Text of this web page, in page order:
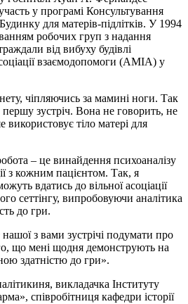
у програмі Консультування
для матерів-підлітків. У 1994
робочих груп з надання
від вибуху будівлі
взаємодопомоги (AMIA) у
чіпляючись за мамині ноги. Так
першу зустріч. Вона не говорить, не
тіло матері для
– це винайдення психоаналізу
з кожним пацієнтом. Так, я
вдатись до вільної асоціації
сеттінгу, випробовуючи аналітика
до гри.
з вами зустрічі подумати про
що мені щодня демонструють на
здатністю до гри».
викладачка Інституту
співробітниця кафедри історії